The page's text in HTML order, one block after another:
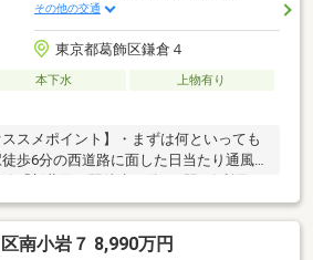
その他の交通
東京都葛飾区鎌倉４
本下水
上物有り
ススメポイント】・まずは何といっても
歩6分の西道路に面した日当たり通風良
現地までご案内いたします・前面道路
な住環境です・建築条件はございませ
ーカーにて建築いただけます・弊社提
南小岩７ 8,990万円